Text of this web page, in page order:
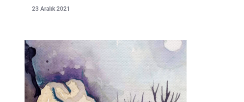
23 Aralık 2021